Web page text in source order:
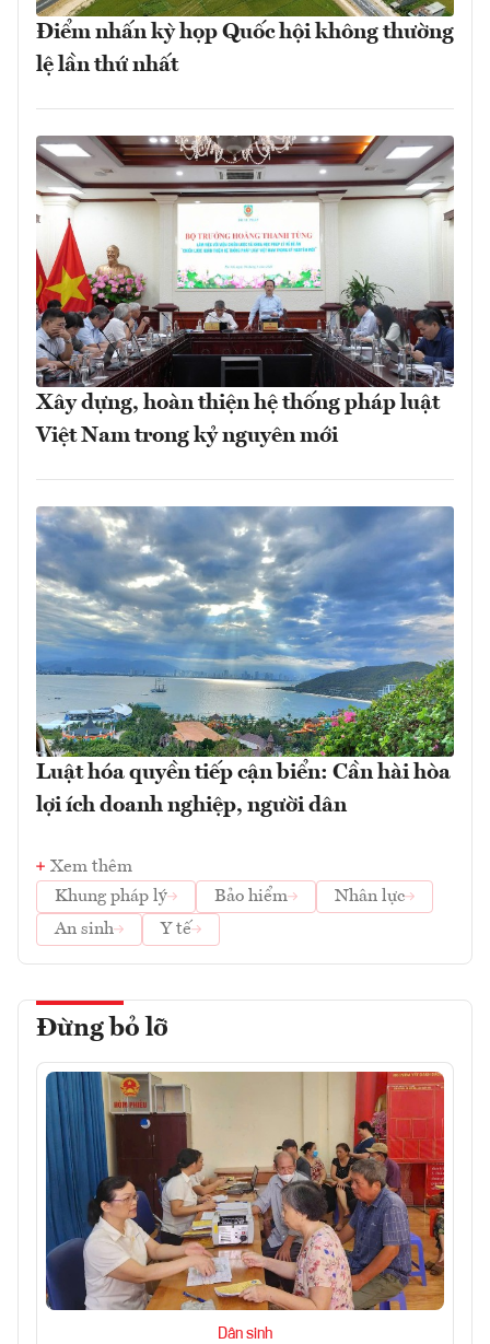
Điểm nhấn kỳ họp Quốc hội không thường
lệ lần thứ nhất
Xây dựng, hoàn thiện hệ thống pháp luật
Việt Nam trong kỷ nguyên mới
Luật hóa quyền tiếp cận biển: Cần hài hòa
lợi ích doanh nghiệp, người dân
Xem thêm
Khung pháp lý
Bảo hiểm
Nhân lực
An sinh
Y tế
Đừng bỏ lỡ
Dân sinh